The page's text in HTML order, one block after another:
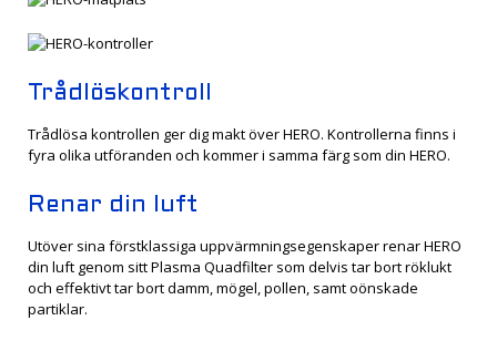
Trådlöskontroll
Trådlösa kontrollen ger dig makt över HERO. Kontrollerna finns i
fyra olika utföranden och kommer i samma färg som din HERO.
Renar din luft
Utöver sina förstklassiga uppvärmningsegenskaper renar HERO
din luft genom sitt Plasma Quadfilter som delvis tar bort röklukt
och effektivt tar bort damm, mögel, pollen, samt oönskade
partiklar.